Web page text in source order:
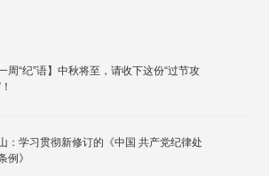
一周“纪”语】中秋将至，请收下这份“过节攻
：学习贯彻新修订的《中国 共产党纪律处
例》